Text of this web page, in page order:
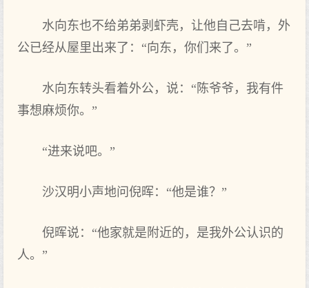
水向东也不给弟弟剥虾壳，让他自己去啃，外
公已经从屋里出来了：“向东，你们来了。”
水向东转头看着外公，说：“陈爷爷，我有件
事想麻烦你。”
“进来说吧。”
沙汉明小声地问倪晖：“他是谁？”
倪晖说：“他家就是附近的，是我外公认识的
人。”